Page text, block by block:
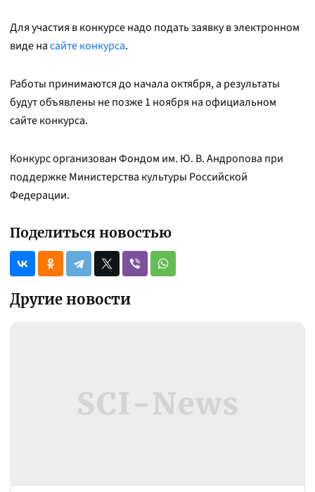
Для участия в конкурсе надо подать заявку в электронном
виде насайте конкурса.
Работы принимаются до начала октября, а результаты
будут объявлены не позже 1 ноября на официальном
сайте конкурса.
Конкурс организован Фондом им. Ю. В. Андропова при
поддержке Министерства культуры Российской
Федерации.
Поделиться новостью
Другие новости